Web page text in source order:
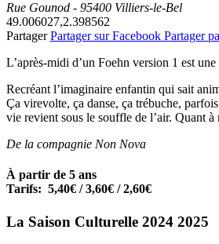
Rue Gounod - 95400 Villiers-le-Bel
49.006027,2.398562
Partager Partager sur Facebook Partager
L’après-midi d’un Foehn version 1 est
Recréant l’imaginaire enfantin qui sait
Ça virevolte, ça danse, ça trébuche,
vie revient sous le souffle de l’air. Quant
De la compagnie Non Nova
À partir de 5 ans
Tarifs: 5,40€ / 3,60€ / 2,60€
La Saison Culturelle 2024 2025